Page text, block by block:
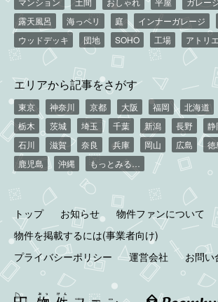
露天風呂
海っペリ 庭 インナーガレージ
ウッドデッキ
団地 SOHO 工場 アトリエ
エリアから記事をさがす
東京 神奈川 京都 大阪 福岡 北海道
栃木
茨城 埼玉 千葉 新潟 長野 静
石川
滋賀 奈良 兵庫 岡山 広島 徳
鹿児島
沖縄 もっとみる…
トップ お知らせ 物件ファンについて
物件を掲載するには(事業者向け)
プライバシーポリシー
運営会社 お問い